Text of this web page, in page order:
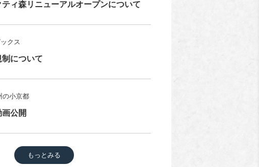
ィ森リニューアルオープンについて
ックス
について
の小京都
公開
もっとみる